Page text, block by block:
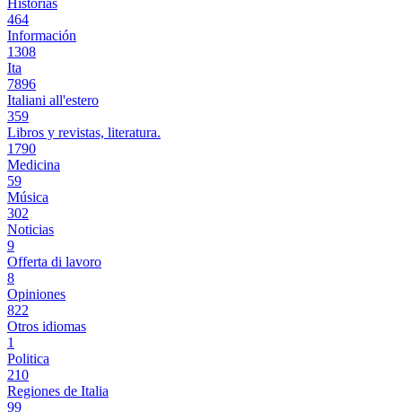
Historias
464
Información
1308
Ita
7896
Italiani all'estero
359
Libros y revistas, literatura.
1790
Medicina
59
Música
302
Noticias
9
Offerta di lavoro
8
Opiniones
822
Otros idiomas
1
Politica
210
Regiones de Italia
99